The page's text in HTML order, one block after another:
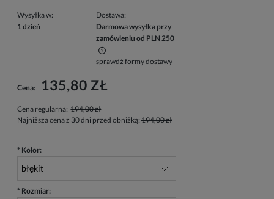
Wysyłka w:
1 dzień
Dostawa:
Darmowa wysyłka przy
zamówieniu od PLN 250
Cena nie zawiera ewentualnych kosztów płatności
sprawdź formy dostawy
Cena: 135,80 ZŁ
Cena regularna: 194,00 zł
Najniższa cena z 30 dni przed obniżką: 194,00 zł
* Kolor:
* Rozmiar: